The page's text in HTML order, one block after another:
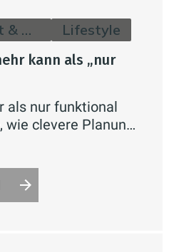
Komfort & Hygiene Lifestyle
kann als „nur
als nur funktional
wie clevere Planung,
eine
für jeden